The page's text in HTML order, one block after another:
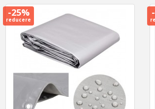
-25%
reducere